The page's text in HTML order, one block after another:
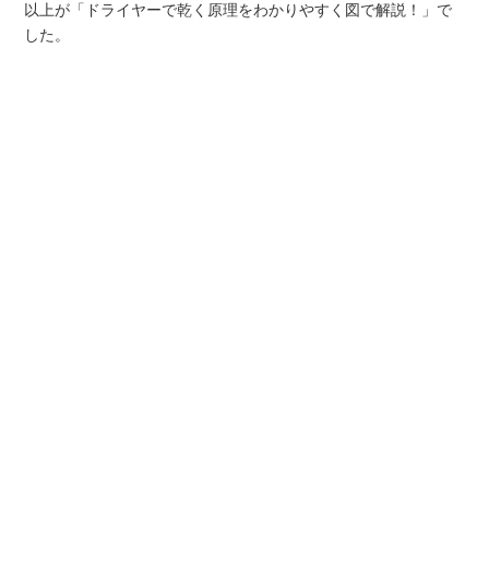
以上が「ドライヤーで乾く原理をわかりやすく図で解説！」で
した。